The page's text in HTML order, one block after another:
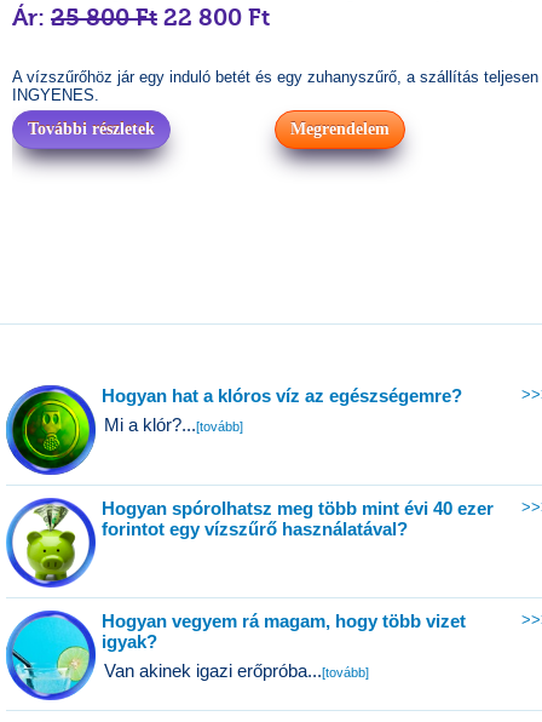
Ár: 25 800 Ft 22 800 Ft
A vízszűrőhöz jár egy induló betét és egy zuhanyszűrő, a szállítás teljesen
INGYENES.
További részletek
Megrendelem
Hogyan hat a klóros víz az egészségemre?
Mi a klór?...[tovább]
Hogyan spórolhatsz meg több mint évi 40 ezer
forintot egy vízszűrő használatával?
Hogyan vegyem rá magam, hogy több vizet
igyak?
Van akinek igazi erőpróba...[tovább]